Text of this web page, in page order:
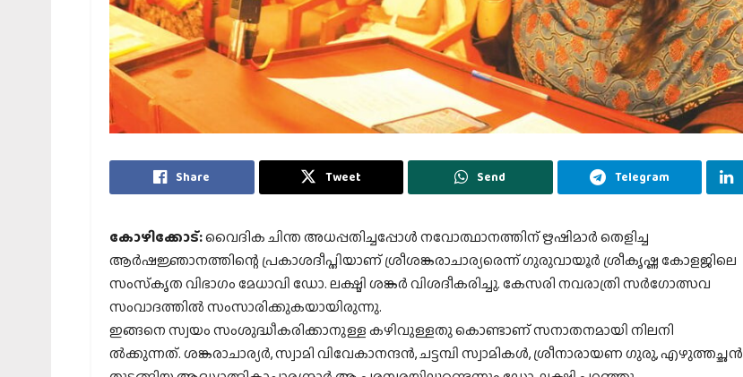
Share Tweet Send Telegram
കോഴിക്കോട്:വൈദിക ചിന്ത അധപ്പതിച്ചപ്പോള്‍ നവോത്ഥാനത്തിന് ഋഷിമാര്‍ തെളിച്ച
ആര്‍ഷജ്ഞാനത്തിന്റെ പ്രകാശദീപ്തിയാണ് ശ്രീശങ്കരാചാര്യരെന്ന് ഗുരുവായൂര്‍ ശ്രീകൃഷ്ണ കോളജിലെ
സംസ്‌കൃത വിഭാഗം മേധാവി ഡോ. ലക്ഷ്മി ശങ്കര്‍ വിശദീകരിച്ചു. കേസരി നവരാത്രി സര്‍ഗോത്സവ
സംവാദത്തില്‍ സംസാരിക്കുകയായിരുന്നു.
ഇങ്ങനെ സ്വയം സംശുദ്ധീകരിക്കാനുള്ള കഴിവുള്ളതു കൊണ്ടാണ് സനാതനമായി നിലനി
ല്‍ക്കുന്നത്. ശങ്കരാചാര്യര്‍, സ്വാമി വിവേകാനന്ദന്‍, ചട്ടമ്പി സ്വാമികള്‍, ശ്രീനാരായണ ഗുരു, എഴുത്തച്ഛന്‍